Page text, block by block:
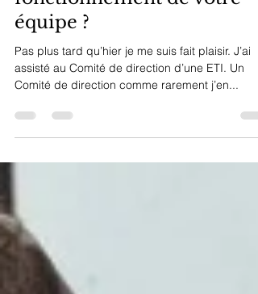
fonctionnement de votre
équipe ?
Pas plus tard qu’hier je me suis fait plaisir. J’ai
assisté au Comité de direction d’une ETI. Un
Comité de direction comme rarement j’en...